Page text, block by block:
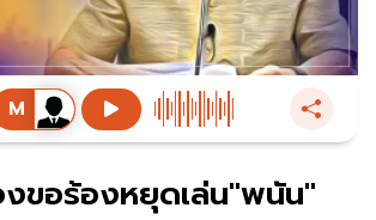
งขอร้องหยุดเล่น"พนัน"